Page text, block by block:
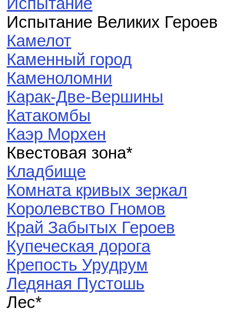
Испытание Великих Героев
Камелот
Каменный город
Каменоломни
Карак-Две-Вершины
Катакомбы
Каэр Морхен
Квестовая зона*
Кладбище
Комната кривых зеркал
Королевство Гномов
Край Забытых Героев
Купеческая дорога
Крепость Урудрум
Ледяная Пустошь
Лес*